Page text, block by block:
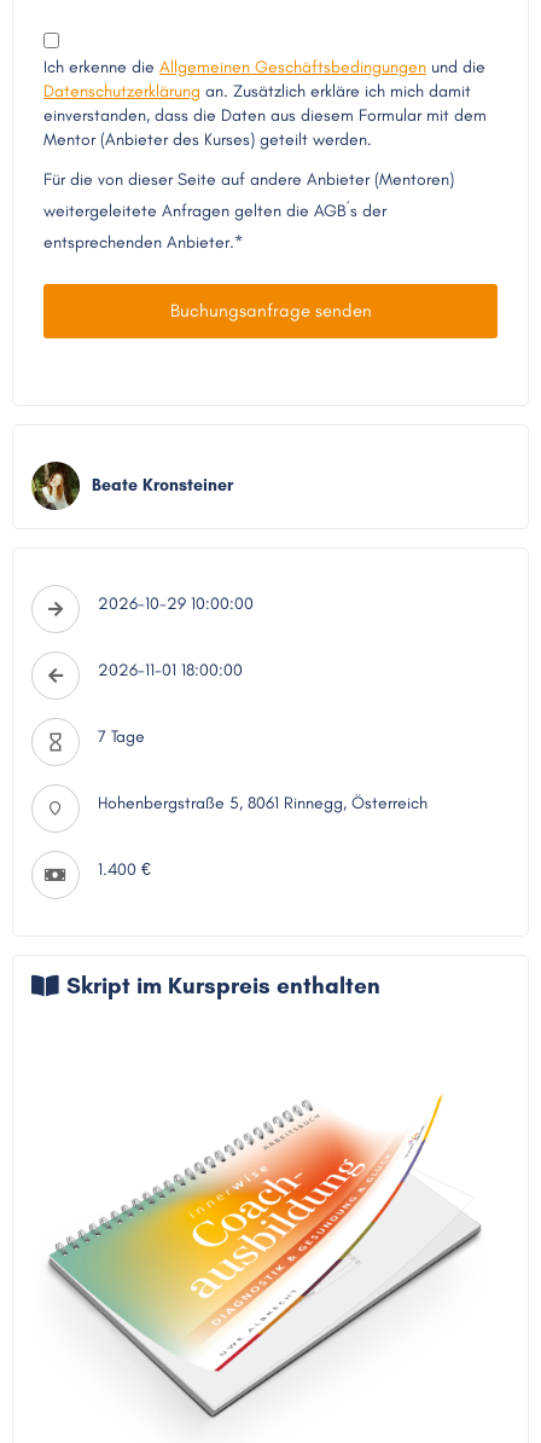
Ich erkenne die Allgemeinen Geschäftsbedingungen und die
Datenschutzerklärung an. Zusätzlich erkläre ich mich damit
einverstanden, dass die Daten aus diesem Formular mit dem
Mentor (Anbieter des Kurses) geteilt werden.
Für die von dieser Seite auf andere Anbieter (Mentoren)
weitergeleitete Anfragen gelten die AGB´s der
entsprechenden Anbieter.*
Buchungsanfrage senden
Beate Kronsteiner
2026-10-29 10:00:00
2026-11-01 18:00:00
7 Tage
Hohenbergstraße 5, 8061 Rinnegg, Österreich
1.400 €
Skript im Kurspreis enthalten